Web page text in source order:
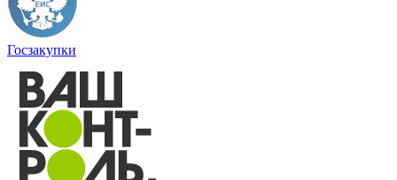
Госзакупки